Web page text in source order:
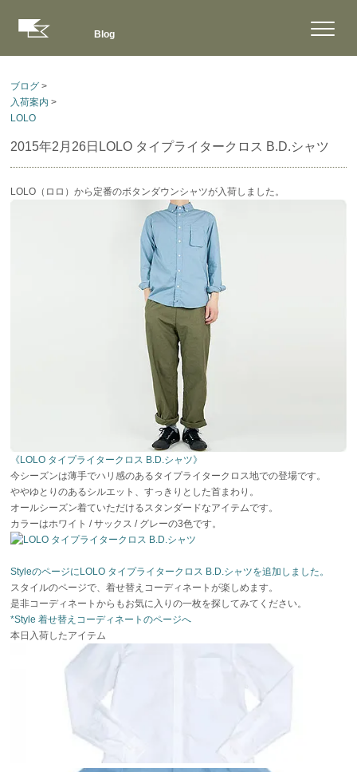
Blog
ブログ >
入荷案内 >
LOLO
2015年2月26日 LOLO タイプライタークロス B.D.シャツ
LOLO（ロロ）から定番のボタンダウンシャツが入荷しました。
《LOLO タイプライタークロス B.D.シャツ》
今シーズンは薄手でハリ感のあるタイプライタークロス地での登場です。
ややゆとりのあるシルエット、すっきりとした首まわり。
オールシーズン着ていただけるスタンダードなアイテムです。
カラーはホワイト / サックス / グレーの3色です。
StyleのページにLOLO タイプライタークロス B.D.シャツを追加しました。
スタイルのページで、着せ替えコーディネートが楽しめます。
是非コーディネートからもお気に入りの一枚を探してみてください。
*Style 着せ替えコーディネートのページへ
本日入荷したアイテム